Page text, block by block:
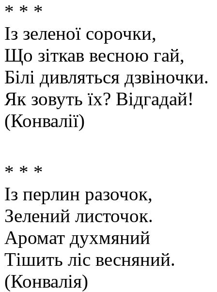
* * *
Із зеленої сорочки,
Що зіткав весною гай,
Білі дивляться дзвіночки.
Як зовуть їх? Відгадай!
(Конвалії)
* * *
Із перлин разочок,
Зелений листочок.
Аромат духмяний
Тішить ліс весняний.
(Конвалія)